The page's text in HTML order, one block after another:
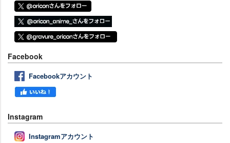
Facebook
Facebookアカウント
Instagram
Instagramアカウント